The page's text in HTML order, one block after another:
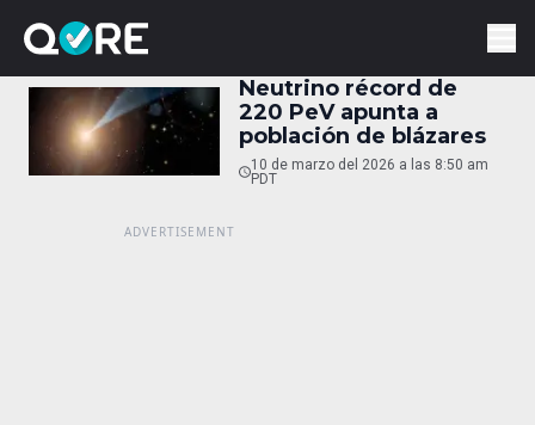
Neutrino récord de
220 PeV apunta a
población de blázares
10 de marzo del 2026 a las 8:50 am
PDT